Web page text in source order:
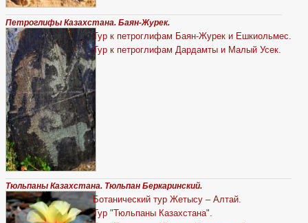
Петроглифы Казахстана. Баян-Журек.
Тур к петроглифам Баян-Журек и Ешкиольмес.
Тур к петроглифам Дардамты и Малый Усек.
Тюльпаны Казахстана. Тюльпан Беркаринский.
Ботанический тур Жетысу – Алтай.
Тур "Тюльпаны Казахстана".